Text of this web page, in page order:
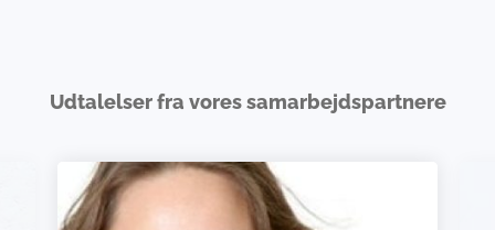
Udtalelser fra vores samarbejdspartnere